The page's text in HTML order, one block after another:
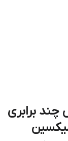
برابری